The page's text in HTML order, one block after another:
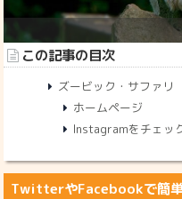
この記事の目次
ズービック・サファリ
ホームページ
Instagramをチェッ
TwitterやFacebookで簡